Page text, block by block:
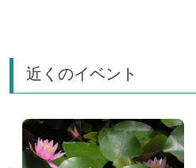
近くのイベント